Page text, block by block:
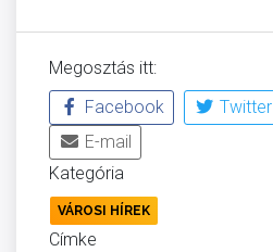
Megosztás itt:
Facebook
Twitter
E-mail
Kategória
VÁROSI HÍREK
Címke